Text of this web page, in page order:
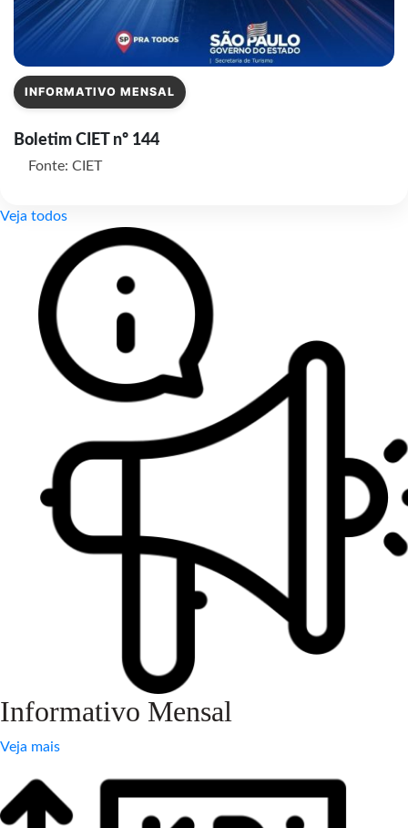
INFORMATIVO MENSAL
Boletim CIET nº 144
Fonte: CIET
Veja todos
Informativo Mensal
Veja mais